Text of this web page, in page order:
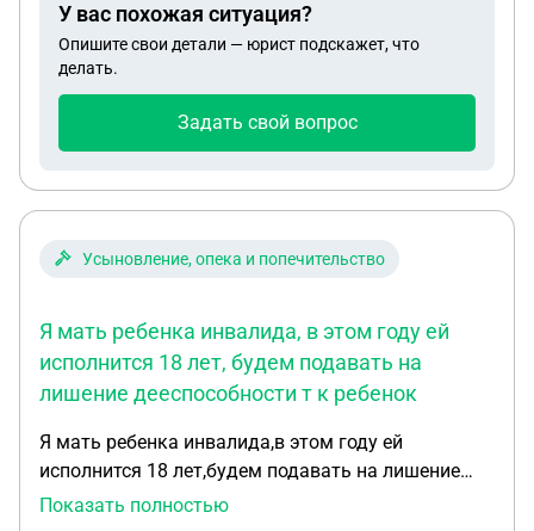
минусы могут быть? И возможно ли, после этого
мужу оформить досрочну пенсию (ему 61 год)?
У вас похожая ситуация?
Опишите свои детали — юрист подскажет, что
делать.
Задать свой вопрос
Усыновление, опека и попечительство
Я мать ребенка инвалида, в этом году ей
исполнится 18 лет, будем подавать на
лишение дееспособности т к ребенок
Я мать ребенка инвалида,в этом году ей
исполнится 18 лет,будем подавать на лишение
дееспособности т к ребенок очень тяжёлый и
Показать полностью